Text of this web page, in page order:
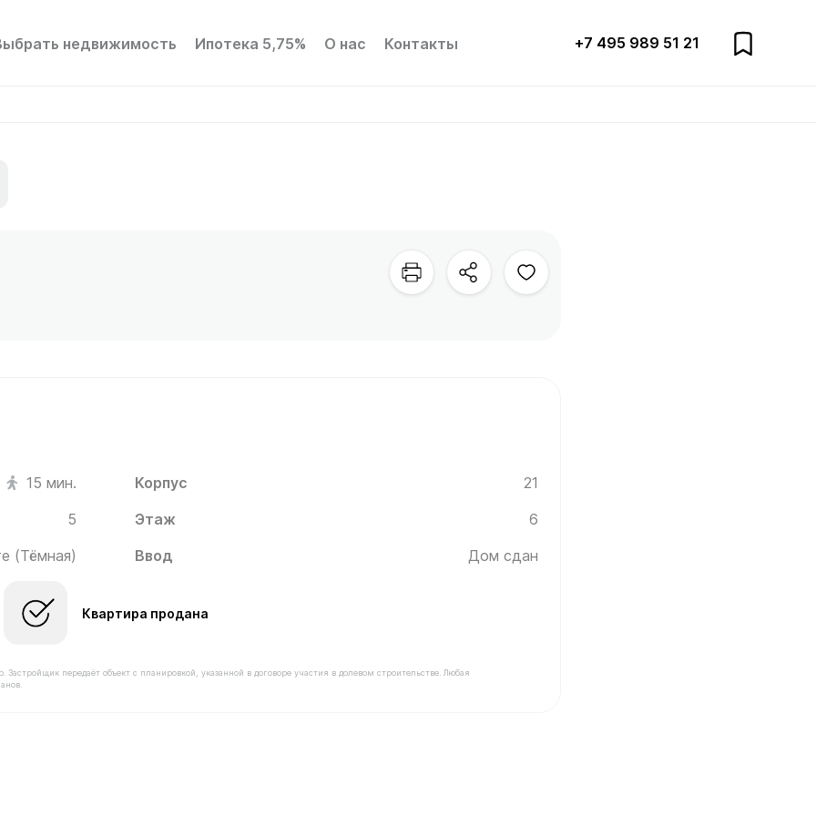
недвижимость Ипотека 5,75% О нас Контакты +7 495 989 51 21
15 мин. Корпус 21
5 Этаж
6
(Тёмная)
Ввод Дом сдан
Квартира продана
передаёт объект с планировкой, указанной в договоре участия в долевом строительстве. Любая